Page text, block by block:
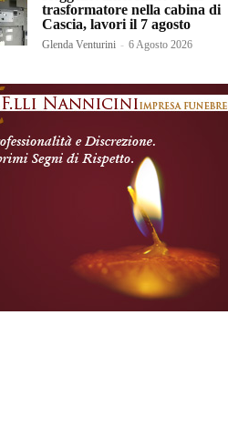
trasformatore nella cabina di
Cascia, lavori il 7 agosto
Glenda Venturini - 6 Agosto 2026